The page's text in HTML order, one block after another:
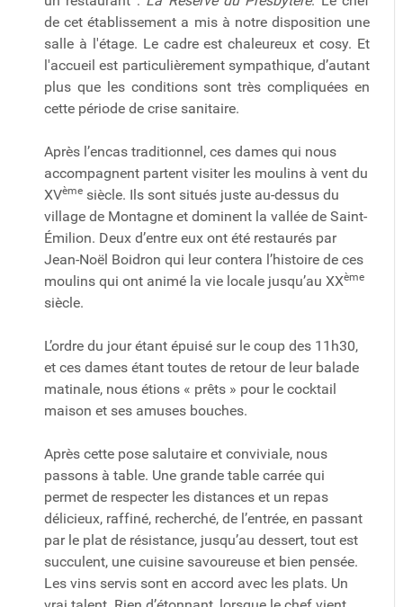
de cet établissement a mis à notre disposition une
salle à l'étage. Le cadre est chaleureux et cosy. Et
l'accueil est particulièrement sympathique, d’autant
plus que les conditions sont très compliquées en
cette période de crise sanitaire.
Après l’encas traditionnel, ces dames qui nous
accompagnent partent visiter les moulins à vent du
XVème siècle. Ils sont situés juste au-dessus du
village de Montagne et dominent la vallée de Saint-
Émilion. Deux d’entre eux ont été restaurés par
Jean-Noël Boidron qui leur contera l’histoire de ces
moulins qui ont animé la vie locale jusqu’au XXème
siècle.
L’ordre du jour étant épuisé sur le coup des 11h30,
et ces dames étant toutes de retour de leur balade
matinale, nous étions « prêts » pour le cocktail
maison et ses amuses bouches.
Après cette pose salutaire et conviviale, nous
passons à table. Une grande table carrée qui
permet de respecter les distances et un repas
délicieux, raffiné, recherché, de l’entrée, en passant
par le plat de résistance, jusqu’au dessert, tout est
succulent, une cuisine savoureuse et bien pensée.
Les vins servis sont en accord avec les plats. Un